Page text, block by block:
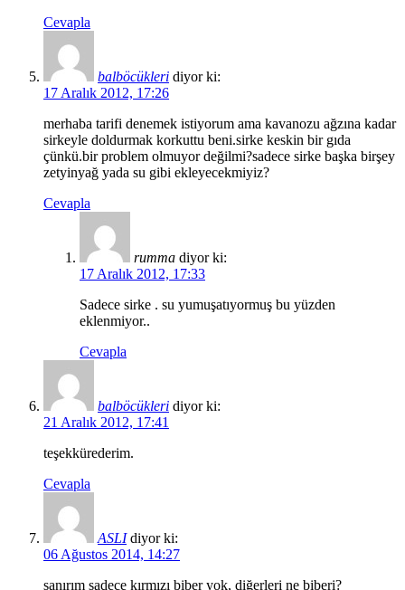
Cevapla
balböcükleri diyor ki:
17 Aralık 2012, 17:26
merhaba tarifi denemek istiyorum ama kavanozu ağzına kadar
sirkeyle doldurmak korkuttu beni.sirke keskin bir gıda
çünkü.bir problem olmuyor değilmi?sadece sirke başka birşey
zetyinyağ yada su gibi ekleyecekmiyiz?
Cevapla
rumma diyor ki:
17 Aralık 2012, 17:33
Sadece sirke . su yumuşatıyormuş bu yüzden
eklenmiyor..
Cevapla
balböcükleri diyor ki:
21 Aralık 2012, 17:41
teşekkürederim.
Cevapla
ASLI diyor ki:
06 Ağustos 2014, 14:27
sanırım sadece kırmızı biber yok, diğerleri ne biberi?